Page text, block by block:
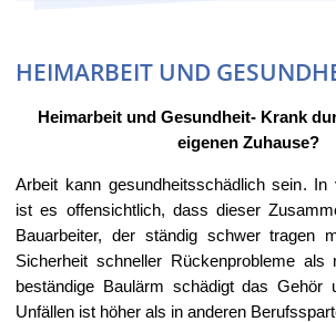
HEIMARBEIT UND
Heimarbeit und Gesundheit- Krank
eigenen Zuhause?
Arbeit kann gesundheitsschädlich sein. In
ist es offensichtlich, dass dieser
Bauarbeiter, der ständig schwer tragen
Sicherheit schneller Rückenprobleme als
beständige Baulärm schädigt das Gehör
Unfällen ist höher als in anderen